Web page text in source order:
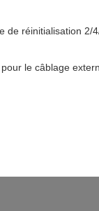
de réinitialisation 2/
le câblage